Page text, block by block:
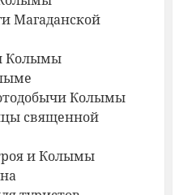
Магаданской
Колымы
Колымы
священной
и Колымы